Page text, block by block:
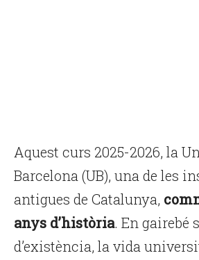
Aquest curs 2025-2026, la
Barcelona (UB), una de les
antigues de Catalunya,
anys d’història. En gairebé
d’existència, la vida